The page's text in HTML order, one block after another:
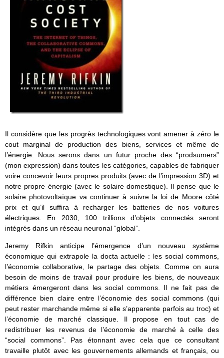
Il considère que les progrès technologiques vont amener à zéro le
cout marginal de production des biens, services et même de
l’énergie. Nous serons dans un futur proche des “prodsumers”
(mon expression) dans toutes les catégories, capables de fabriquer
voire concevoir leurs propres produits (avec de l’impression 3D) et
notre propre énergie (avec le solaire domestique). Il pense que le
solaire photovoltaïque va continuer à suivre la loi de Moore côté
prix et qu’il suffira à recharger les batteries de nos voitures
électriques. En 2030, 100 trillions d’objets connectés seront
intégrés dans un réseau neuronal “global”.
Jeremy Rifkin anticipe l’émergence d’un nouveau système
économique qui extrapole la docta actuelle : les social commons,
l’économie collaborative, le partage des objets. Comme on aura
besoin de moins de travail pour produire les biens, de nouveaux
métiers émergeront dans les social commons. Il ne fait pas de
différence bien claire entre l’économie des social commons (qui
peut rester marchande même si elle s’apparente parfois au troc) et
l’économie de marché classique. Il propose en tout cas de
redistribuer les revenus de l’économie de marché à celle des
“social commons”. Pas étonnant avec cela que ce consultant
travaille plutôt avec les gouvernements allemands et français, ou